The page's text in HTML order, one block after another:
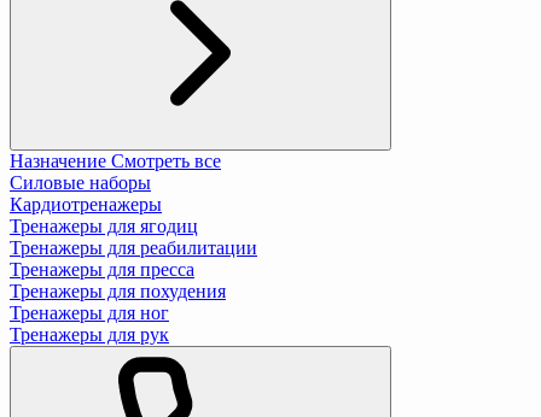
Назначение Смотреть все
Силовые наборы
Кардиотренажеры
Тренажеры для ягодиц
Тренажеры для реабилитации
Тренажеры для пресса
Тренажеры для похудения
Тренажеры для ног
Тренажеры для рук